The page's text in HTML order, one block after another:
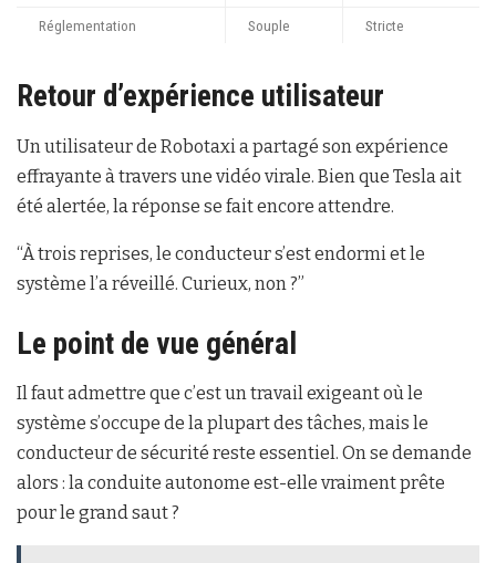
Réglementation Souple Stricte
Retour d’expérience utilisateur
Un utilisateur de Robotaxi a partagé son expérience
effrayante à travers une vidéo virale. Bien que Tesla ait
été alertée, la réponse se fait encore attendre.
“À trois reprises, le conducteur s’est endormi et le
système l’a réveillé. Curieux, non ?”
Le point de vue général
Il faut admettre que c’est un travail exigeant où le
système s’occupe de la plupart des tâches, mais le
conducteur de sécurité reste essentiel. On se demande
alors : la conduite autonome est-elle vraiment prête
pour le grand saut ?